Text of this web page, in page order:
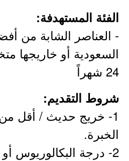
الفئة المستهدفة:
- العناصر الشابة من
24 شهراً
شروط التقديم:
1- خريج حديث / أقل
الخبرة.
2- درجة البكالوريوس